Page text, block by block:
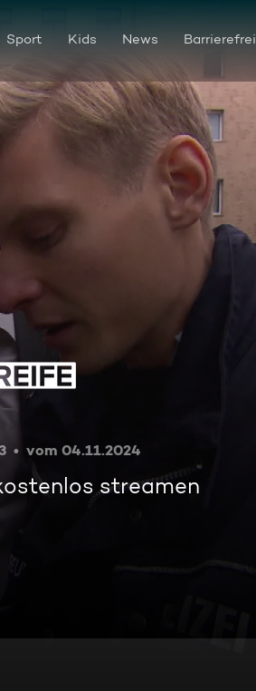
Sport Kids News Barrierefrei
Finished
vom 04.11.2024
streamen